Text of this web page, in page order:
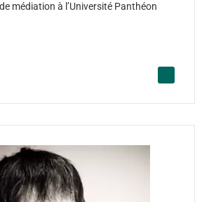
médiation à l’Université Panthéon